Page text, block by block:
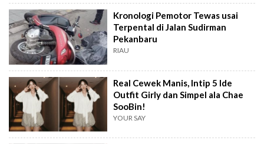
Kronologi Pemotor Tewas usai
Terpental di Jalan Sudirman
Pekanbaru
RIAU
Real Cewek Manis, Intip 5 Ide
Outfit Girly dan Simpel ala Chae
SooBin!
YOUR SAY